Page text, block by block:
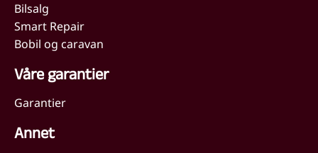
Bilsalg
Smart Repair
Bobil og caravan
Våre garantier
Garantier
Annet